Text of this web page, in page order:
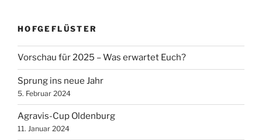
HOFGEFLÜSTER
Vorschau für 2025 – Was erwartet Euch?
Sprung ins neue Jahr
5. Februar 2024
Agravis-Cup Oldenburg
11. Januar 2024